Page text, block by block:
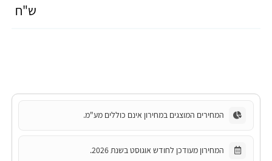
ש"ח
המחירים המוצגים במחירון אינם כוללים מע"מ.
המחירון מעודכן לחודש אוגוסט בשנת 2026.